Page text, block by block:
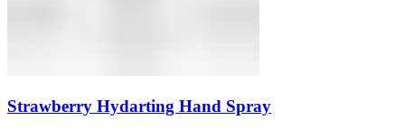
Strawberry Hydarting Hand Spray